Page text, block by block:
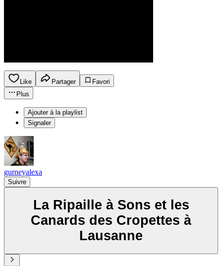
Like Partager
Favori
Plus
Ajouter à la playlist
Signaler
gurneyalexa
Suivre
La Ripaille à Sons et les
Canards des Cropettes à
Lausanne